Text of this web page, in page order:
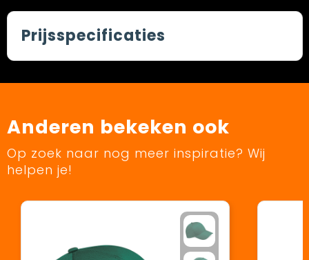
Prijsspecificaties
Anderen bekeken ook
Op zoek naar nog meer inspiratie? Wij
helpen je!